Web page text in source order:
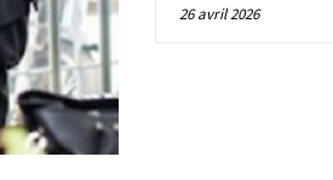
26 avril 2026